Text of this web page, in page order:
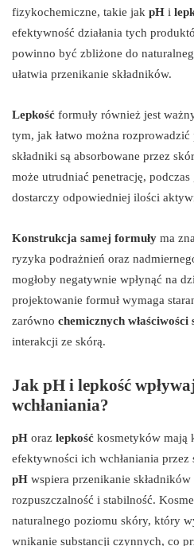
fizykochemiczne, takie jak pH i
efektywność działania tych
powinno być zbliżone do
ułatwia przenikanie składników.
Lepkość formuły również jest
tym, jak łatwo można
składniki są absorbowane przez
może utrudniać penetrację, podczas
dostarczy odpowiedniej ilości
Konstrukcja samej formuły ma
ryzyka podrażnień oraz
mogłoby negatywnie wpłynąć na
projektowanie formuł wymaga
zarówno chemicznych właściwości
interakcji ze skórą.
Jak pH i lepkość
wchłaniania?
pH oraz lepkość kosmetyków mają
efektywności ich wchłaniania
pH wspiera przenikanie
rozpuszczalność i stabilność.
naturalnego poziomu skóry, który
wnikanie substancji czynnych, co